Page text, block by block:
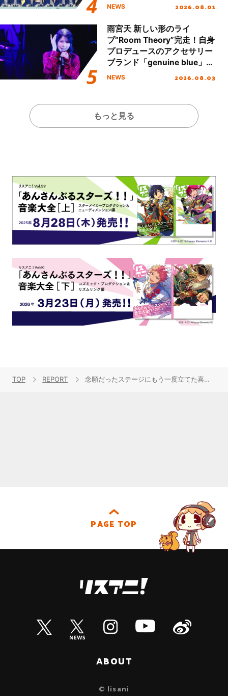
NEWS 2026.08.01
雨宮天 新しい形のライ
ブ”Room Theory”完走！自身
プロデュースのアクセサリー
ブランド「genuine blue」の
新作アクセサリー予約も開
NEWS 2026.08.03
もっと見る
TOP REPORT 念願だったステージにもう一度立てた喜び――声優アーティスト・前島亜美、初ワンマンライブ「前島亜美 1st LIVE Blue Moment supported by animelo」をレポート！
PAGE TOP
ABOUT
© lisani